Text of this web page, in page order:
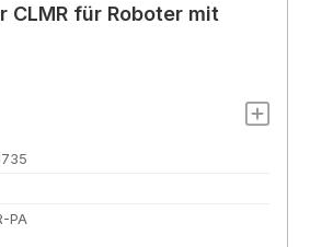
CLMR für Roboter mit
PA